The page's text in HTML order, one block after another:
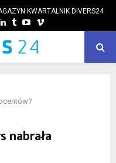
KWARTALNIK DIVERS24
LINKEDIN
TUMBLRYOUTUBE
VIMEO
nabrała